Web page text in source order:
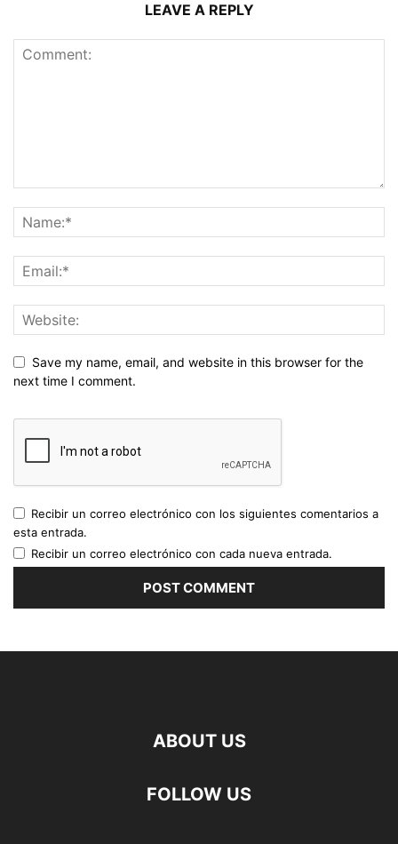
LEAVE A REPLY
Save my name, email, and website in this browser for the
next time I comment.
Recibir un correo electrónico con los siguientes comentarios a
esta entrada.
Recibir un correo electrónico con cada nueva entrada.
ABOUT US
FOLLOW US